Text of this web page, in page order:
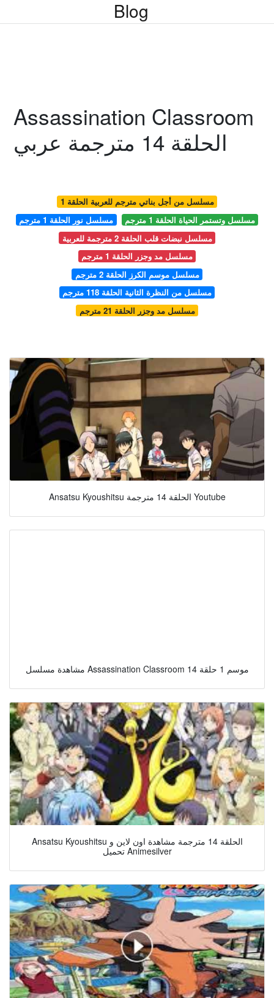
Blog
Assassination Classroom
الحلقة 14 مترجمة عربي
مسلسل من أجل بناتي مترجم للعربية الحلقة 1
مسلسل نور الحلقة 1 مترجم
مسلسل وتستمر الحياة الحلقة 1 مترجم
مسلسل نبضات قلب الحلقة 2 مترجمة للعربية
مسلسل مد وجزر الحلقة 1 مترجم
مسلسل موسم الكرز الحلقة 2 مترجم
مسلسل من النظرة الثانية الحلقة 118 مترجم
مسلسل مد وجزر الحلقة 21 مترجم
Ansatsu Kyoushitsu الحلقة 14 مترجمة Youtube
مشاهدة مسلسل Assassination Classroom موسم 1 حلقة 14
Ansatsu Kyoushitsu الحلقة 14 مترجمة مشاهدة اون لاين و
تحميل Animesilver